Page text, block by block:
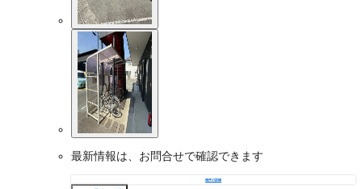
最新情報は、お問合せで確認できます
物件の詳細